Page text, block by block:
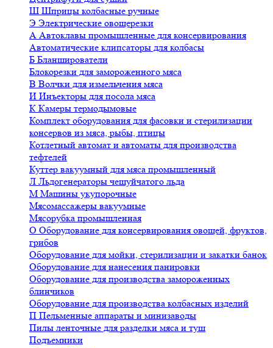
Ш Шприцы колбасные ручные
Э Электрические овощерезки
А Автоклавы промышленные для консервирования
Автоматические клипсаторы для колбасы
Б Бланширователи
Блокорезки для замороженного мяса
В Волчки для измельчения мяса
И Инъекторы для посола мяса
К Камеры термодымовые
Комплект оборудования для фасовки и стерилизации
консервов из мяса, рыбы, птицы
Котлетный автомат и автоматы для производства
тефтелей
Куттер вакуумный для мяса промышленный
Л Льдогенераторы чешуйчатого льда
М Машины укупорочные
Мясомассажеры вакуумные
Мясорубка промышленная
О Оборудование для консервирования овощей, фруктов,
грибов
Оборудование для мойки, стерилизации и закатки банок
Оборудование для нанесения панировки
Оборудование для производства замороженных
блинчиков
Оборудование для производства колбасных изделий
П Пельменные аппараты и минизаводы
Пилы ленточные для разделки мяса и туш
Подъемники